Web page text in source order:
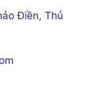
Điền, Thủ